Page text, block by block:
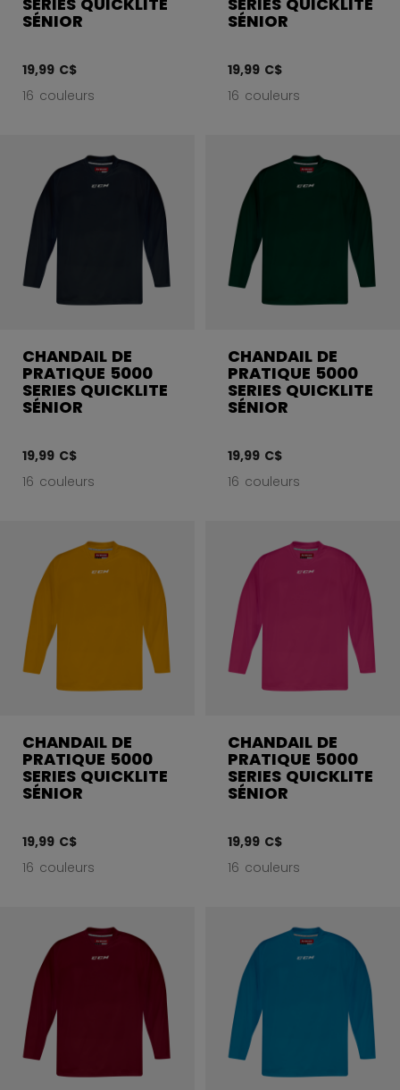
SÉNIOR
19,99 C$
16 couleurs
SÉNIOR
19,99 C$
16 couleurs
CHANDAIL DE
PRATIQUE 5000
SERIES QUICKLITE
SÉNIOR
19,99 C$
16 couleurs
CHANDAIL DE
PRATIQUE 5000
SERIES QUICKLITE
SÉNIOR
19,99 C$
16 couleurs
CHANDAIL DE
PRATIQUE 5000
SERIES QUICKLITE
SÉNIOR
19,99 C$
16 couleurs
CHANDAIL DE
PRATIQUE 5000
SERIES QUICKLITE
SÉNIOR
19,99 C$
16 couleurs